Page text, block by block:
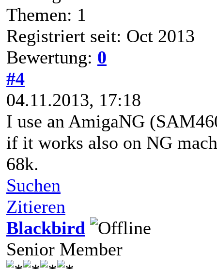
Themen: 1
Registriert seit: Oct 2013
Bewertung: 0
#4
04.11.2013, 17:18
I use an AmigaNG
if it works also on NG
68k.
Suchen
Zitieren
Blackbird
Senior Member